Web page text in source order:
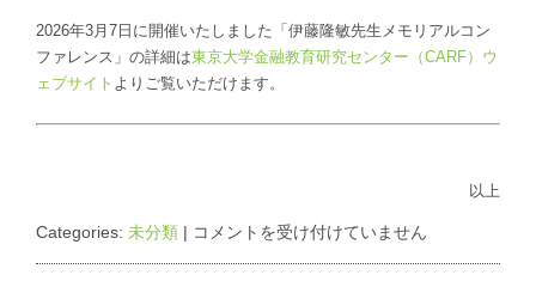
2026年3月7日に開催いたしました「伊藤隆敏先生メモリアルコン
ファレンス」の詳細は東京大学金融教育研究センター（CARF）ウ
ェブサイト よりご覧いただけます。
以上
Categories: 未分類 | 伊
コメントを受け付けていません